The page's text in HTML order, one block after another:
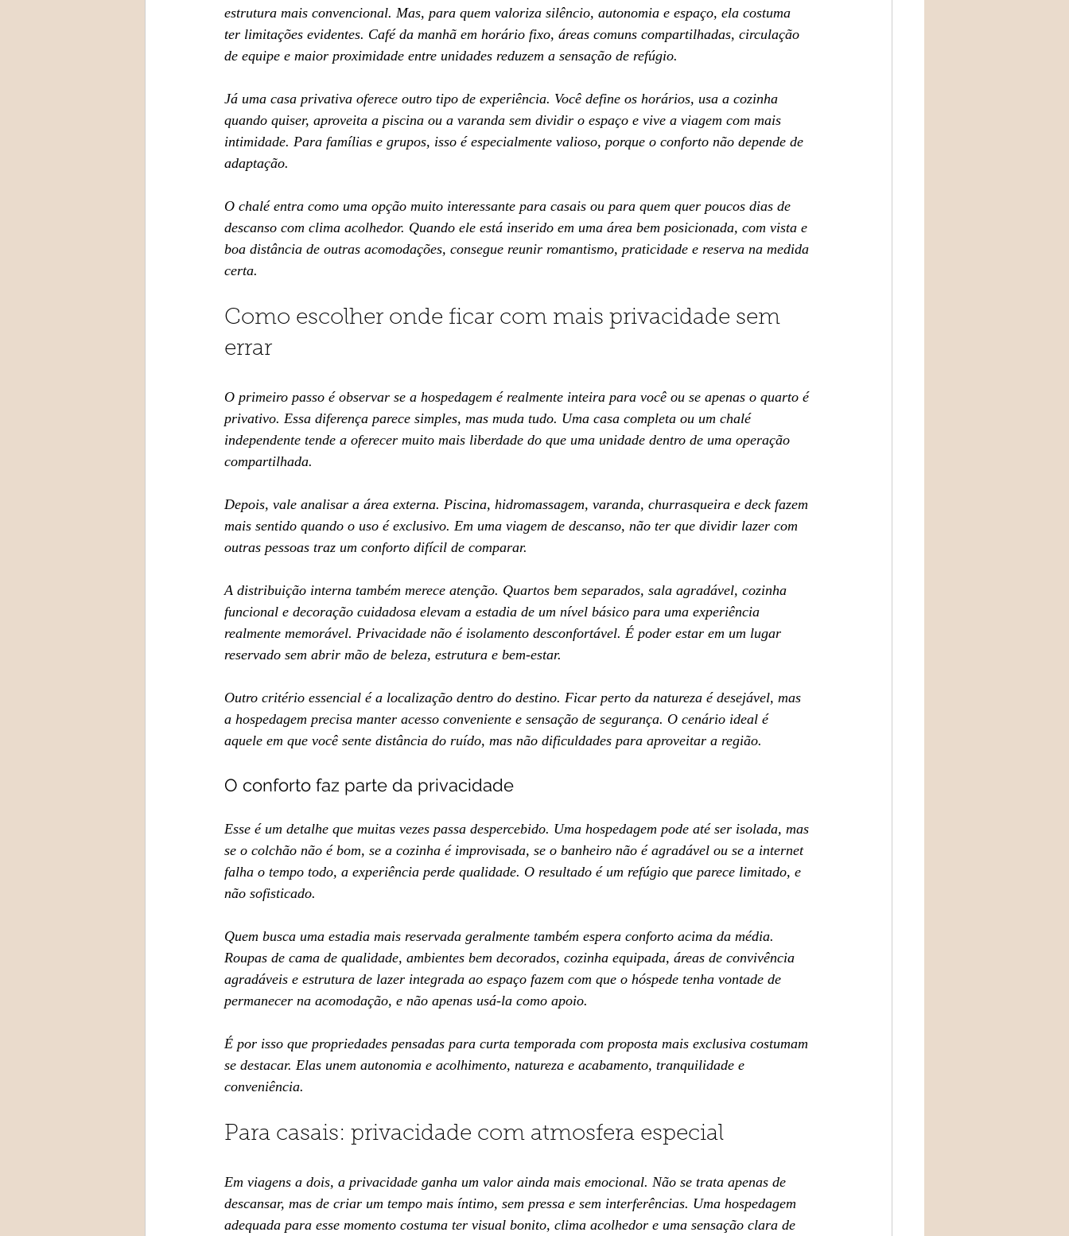
estrutura mais convencional. Mas, para quem valoriza silêncio, autonomia e espaço, ela costuma
ter limitações evidentes. Café da manhã em horário fixo, áreas comuns compartilhadas, circulação
de equipe e maior proximidade entre unidades reduzem a sensação de refúgio.
Já uma casa privativa oferece outro tipo de experiência. Você define os horários, usa a cozinha
quando quiser, aproveita a piscina ou a varanda sem dividir o espaço e vive a viagem com mais
intimidade. Para famílias e grupos, isso é especialmente valioso, porque o conforto não depende de
adaptação.
O chalé entra como uma opção muito interessante para casais ou para quem quer poucos dias de
descanso com clima acolhedor. Quando ele está inserido em uma área bem posicionada, com vista e
boa distância de outras acomodações, consegue reunir romantismo, praticidade e reserva na medida
certa.
Como escolher onde ficar com mais privacidade sem
errar
O primeiro passo é observar se a hospedagem é realmente inteira para você ou se apenas o quarto é
privativo. Essa diferença parece simples, mas muda tudo. Uma casa completa ou um chalé
independente tende a oferecer muito mais liberdade do que uma unidade dentro de uma operação
compartilhada.
Depois, vale analisar a área externa. Piscina, hidromassagem, varanda, churrasqueira e deck fazem
mais sentido quando o uso é exclusivo. Em uma viagem de descanso, não ter que dividir lazer com
outras pessoas traz um conforto difícil de comparar.
A distribuição interna também merece atenção. Quartos bem separados, sala agradável, cozinha
funcional e decoração cuidadosa elevam a estadia de um nível básico para uma experiência
realmente memorável. Privacidade não é isolamento desconfortável. É poder estar em um lugar
reservado sem abrir mão de beleza, estrutura e bem-estar.
Outro critério essencial é a localização dentro do destino. Ficar perto da natureza é desejável, mas
a hospedagem precisa manter acesso conveniente e sensação de segurança. O cenário ideal é
aquele em que você sente distância do ruído, mas não dificuldades para aproveitar a região.
O conforto faz parte da privacidade
Esse é um detalhe que muitas vezes passa despercebido. Uma hospedagem pode até ser isolada, mas
se o colchão não é bom, se a cozinha é improvisada, se o banheiro não é agradável ou se a internet
falha o tempo todo, a experiência perde qualidade. O resultado é um refúgio que parece limitado, e
não sofisticado.
Quem busca uma estadia mais reservada geralmente também espera conforto acima da média.
Roupas de cama de qualidade, ambientes bem decorados, cozinha equipada, áreas de convivência
agradáveis e estrutura de lazer integrada ao espaço fazem com que o hóspede tenha vontade de
permanecer na acomodação, e não apenas usá-la como apoio.
É por isso que propriedades pensadas para curta temporada com proposta mais exclusiva costumam
se destacar. Elas unem autonomia e acolhimento, natureza e acabamento, tranquilidade e
conveniência.
Para casais: privacidade com atmosfera especial
Em viagens a dois, a privacidade ganha um valor ainda mais emocional. Não se trata apenas de
descansar, mas de criar um tempo mais íntimo, sem pressa e sem interferências. Uma hospedagem
adequada para esse momento costuma ter visual bonito, clima acolhedor e uma sensação clara de